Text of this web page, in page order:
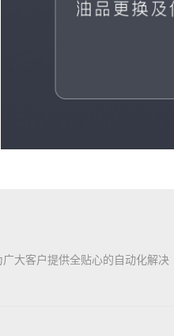
大客户提供全贴心的自动化解决